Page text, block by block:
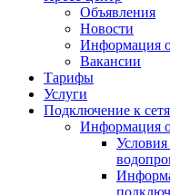
Объявления
Новости
Информация
Вакансии
Тарифы
Услуги
Подключение к
Информация